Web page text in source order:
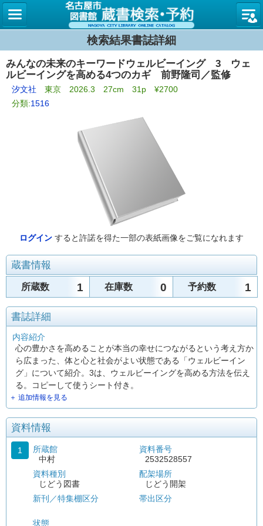
名古屋
検索結果書誌詳細
みんなの未来のキーワードウェルビーイング 3 ウェ
ルビーイングを高める4つのカギ 前野隆司／監修
汐文社 東京 2026.3 27cm 31p ¥2700
分類:1516
ログイン すると許諾を得た一部の表紙画像をご覧になれます
蔵書情報
所蔵数 1 在庫数 0 予約数 1
書誌詳細
内容紹介
心の豊かさを高めることが本当の幸せにつながるという考え方か
ら広まった、体と心と社会がよい状態である「ウェルビーイン
グ」について紹介。3は、ウェルビーイングを高める方法を伝え
る。コピーして使うシート付き。
＋ 追加情報を見る
資料情報
1
所蔵館
中村
資料種別
じどう図書
新刊／特集棚区分
状態
資料番号
2532528557
配架場所
じどう開架
帯出区分